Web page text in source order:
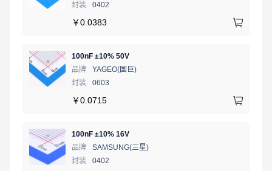
封装
0402
￥0.0383
100nF ±10% 50V
品牌
YAGEO(国巨)
封装
0603
￥0.0715
100nF ±10% 16V
品牌
SAMSUNG(三星)
封装
0402